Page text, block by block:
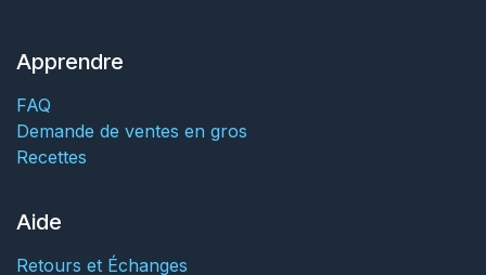
Apprendre
FAQ
Demande de ventes en gros
Recettes
Aide
Retours et Échanges